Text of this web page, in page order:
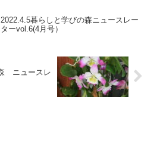
2022.4.5暮らしと学びの森ニュースレー
ターvol.6(4月号）
ニュースレ